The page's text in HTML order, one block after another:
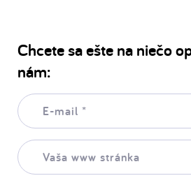
Chcete sa ešte na niečo
nám:
E-
mail:
Vaša
www
stránka: